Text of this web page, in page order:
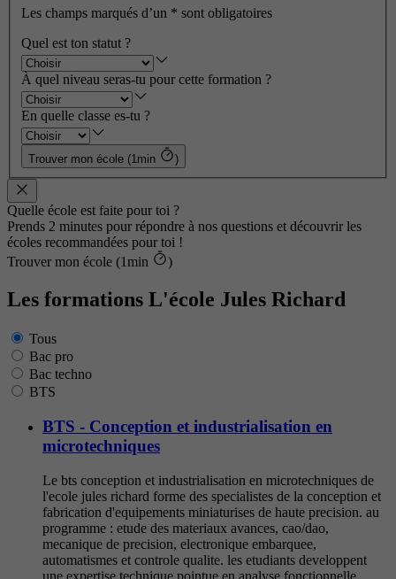
Les champs marqués d’un * sont obligatoires
Quel est ton statut ?
À quel niveau seras-tu pour cette formation ?
En quelle classe es-tu ?
Trouver mon école (1min )
Quelle école est faite pour toi ?
Prends 2 minutes pour répondre à nos questions et découvrir les
écoles recommandées pour toi !
Trouver mon école (1min
)
Les formations L'école Jules Richard
Tous
Bac pro
Bac techno
BTS
BTS - Conception et industrialisation en
microtechniques
Le bts conception et industrialisation en microtechniques de
l'ecole jules richard forme des specialistes de la conception et
fabrication d'equipements miniaturises de haute precision. au
programme : etude des materiaux avances, cao/dao,
mecanique de precision, electronique embarquee,
automatismes et controle qualite. les etudiants developpent
une expertise technique pointue en analyse fonctionnelle,